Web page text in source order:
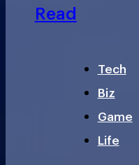
Read
Tech
Biz
Game
Life